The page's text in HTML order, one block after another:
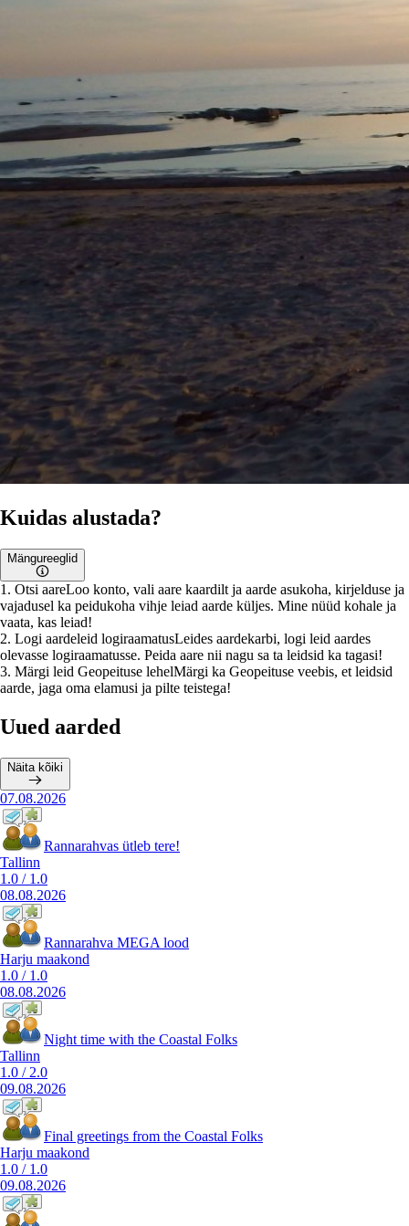
Kuidas alustada?
Mängureeglid
1 . Otsi aareLoo konto, vali aare kaardilt ja aarde asukoha, kirjelduse ja
vajadusel ka peidukoha vihje leiad aarde küljes. Mine nüüd kohale ja
vaata, kas leiad!
2. Logi aardeleid logiraamatusLeides aardekarbi, logi leid aardes
olevasse logiraamatusse. Peida aare nii nagu sa ta leidsid ka tagasi!
3. Märgi leid Geopeituse lehelMärgi ka Geopeituse veebis, et leidsid
aarde, jaga oma elamusi ja pilte teistega!
Uued aarded
Näita kõiki
07.08.2026
Rannarahvas ütleb tere!
Tallinn
1.0 / 1.0
08.08.2026
Rannarahva MEGA lood
Harju maakond
1.0 / 1.0
08.08.2026
Night time with the Coastal Folks
Tallinn
1.0 / 2.0
09.08.2026
Final greetings from the Coastal Folks
Harju maakond
1.0 / 1.0
09.08.2026